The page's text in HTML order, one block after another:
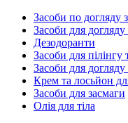
Засоби по догляду
Засоби для
Дезодоранти
Засоби для пілінгу
Засоби для догляду
Крем та лосьйон
Засоби для засмаги
Олія для тіла